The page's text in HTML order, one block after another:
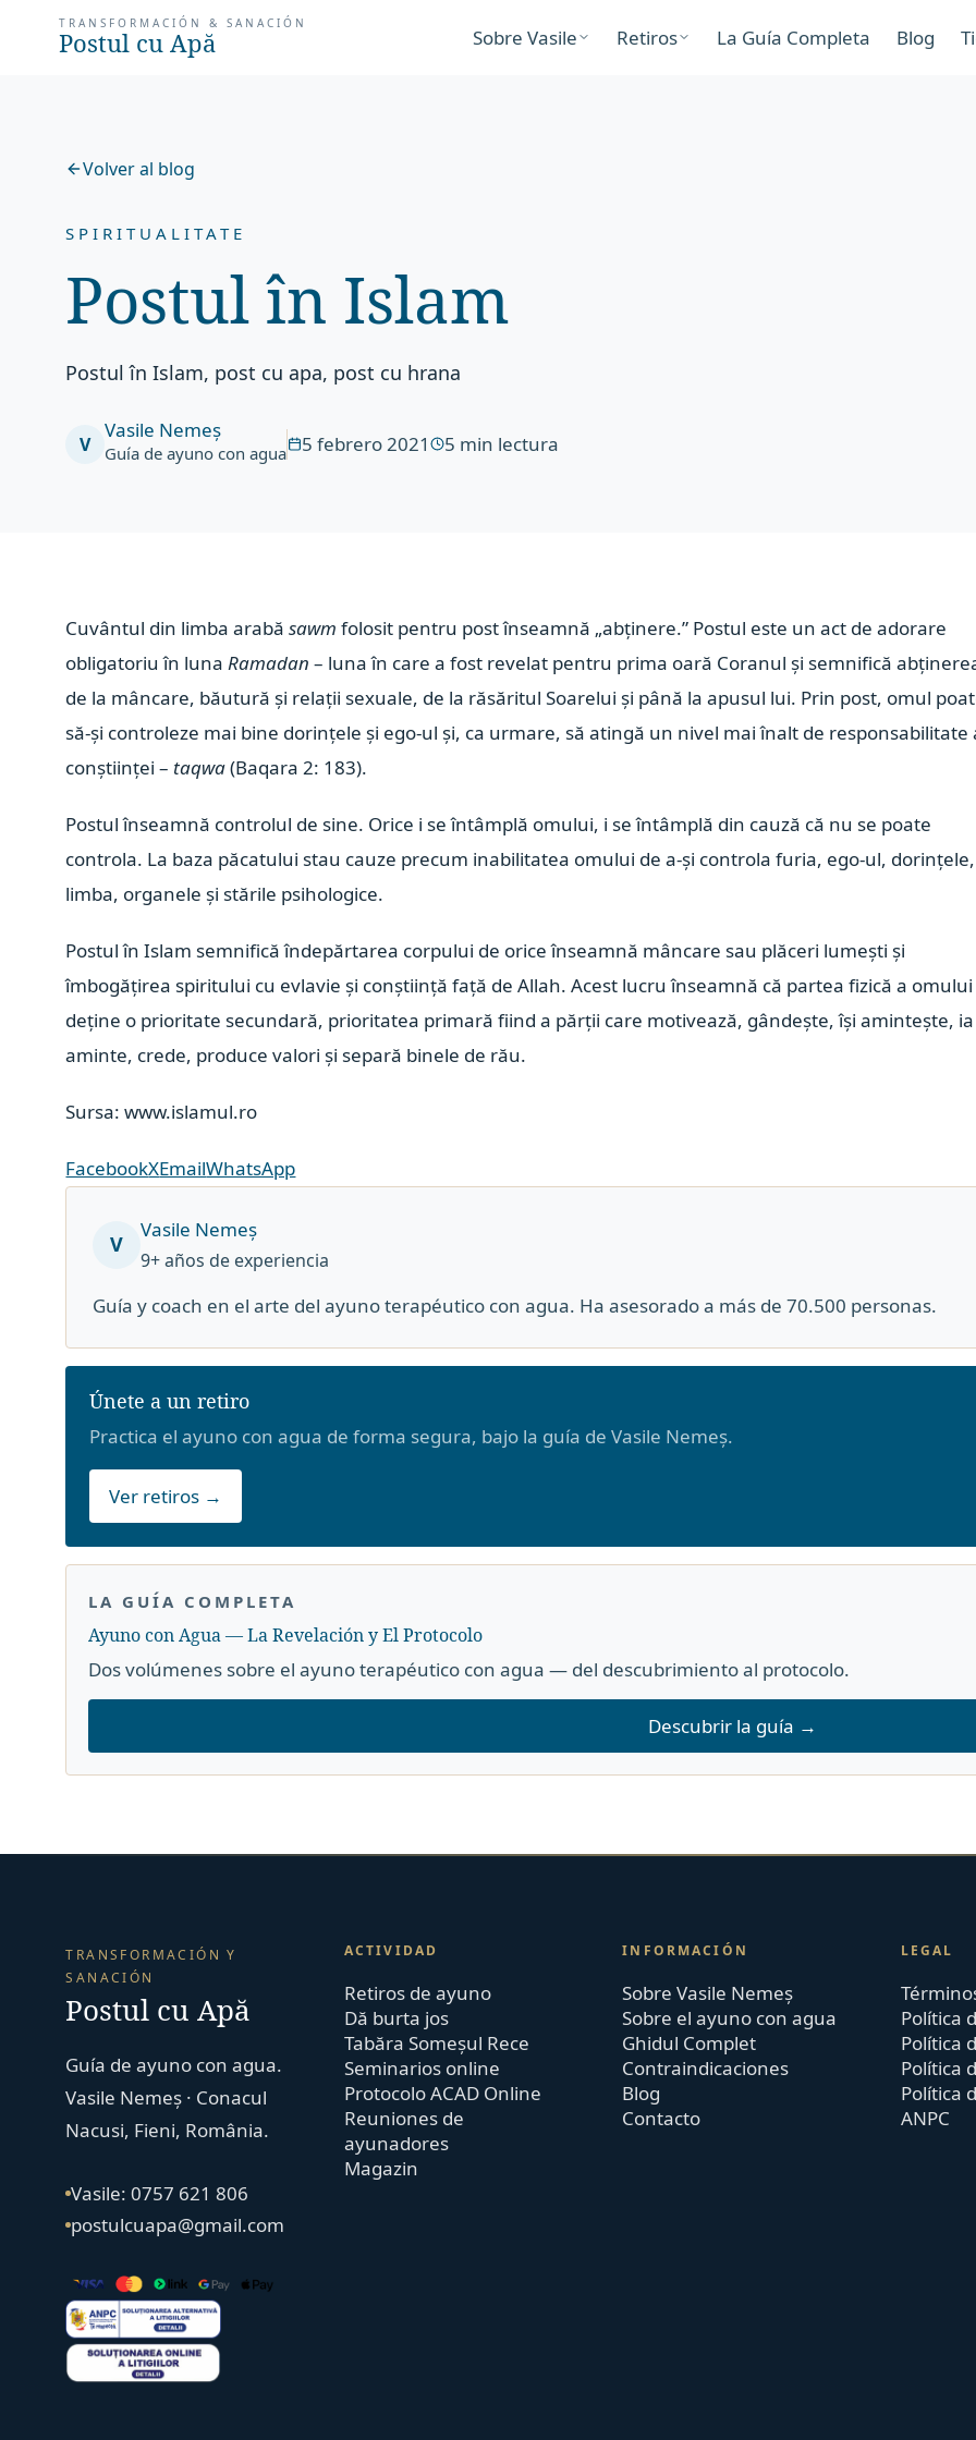
TRANSFORMACIÓN & SANACIÓN
Postul cu Apă Sobre Vasile Retiros La Guía Completa Blog
Volver al blog
SPIRITUALITATE
Postul în Islam
Postul în Islam, post cu apa, post cu hrana
V
Vasile Nemeș
Guía de ayuno con agua 5 febrero 2021 5 min lectura
Cuvântul din limba arabăsawm folosit pentru post înseamnă „abținere.” Postul este un act de adorare
obligatoriu în lunaRamadan – luna în care a fost revelat pentru prima oară Coranul și semnifică
de la mâncare, băutură și relații sexuale, de la răsăritul Soarelui și până la apusul lui. Prin post, omul
să-și controleze mai bine dorințele și ego-ul și, ca urmare, să atingă un nivel mai înalt de responsabilitate
conștiinței – taqwa(Baqara 2: 183).
Postul înseamnă controlul de sine. Orice i se întâmplă omului, i se întâmplă din cauză că nu se poate
controla. La baza păcatului stau cauze precum inabilitatea omului de a-și controla furia, ego-ul, dorințele,
limba, organele și stările psihologice.
Postul în Islam semnifică îndepărtarea corpului de orice înseamnă mâncare sau plăceri lumești și
îmbogățirea spiritului cu evlavie și conștiință față de Allah. Acest lucru înseamnă că partea fizică a omului
deține o prioritate secundară, prioritatea primară fiind a părții care motivează, gândește, își amintește, ia
aminte, crede, produce valori și separă binele de rău.
Sursa: www.islamul.ro
FacebookXEmailWhatsApp
V
Vasile Nemeș
9+ años de experiencia
Guía y coach en el arte del ayuno terapéutico con agua. Ha asesorado a más de 70.500 personas.
Únete a un retiro
Practica el ayuno con agua de forma segura, bajo la guía de Vasile Nemeș.
Ver retiros →
LA GUÍA COMPLETA
Ayuno con Agua — La Revelación y El Protocolo
Dos volúmenes sobre el ayuno terapéutico con agua — del descubrimiento al protocolo.
Descubrir la guía →
TRANSFORMACIÓN Y
SANACIÓN
Postul cu Apă
Guía de ayuno con agua.
Vasile Nemeș · Conacul
Nacusi, Fieni, România.
Vasile: 0757 621 806
postulcuapa@gmail.com
ACTIVIDAD
Retiros de ayuno
Dă burta jos
Tabăra Someșul Rece
Seminarios online
Protocolo ACAD Online
Reuniones de
ayunadores
Magazin
INFORMACIÓN
Sobre Vasile Nemeș
Sobre el ayuno con agua
Ghidul Complet
Contraindicaciones
Blog
Contacto
LEGAL
Política
Política
Política
Política
ANPC